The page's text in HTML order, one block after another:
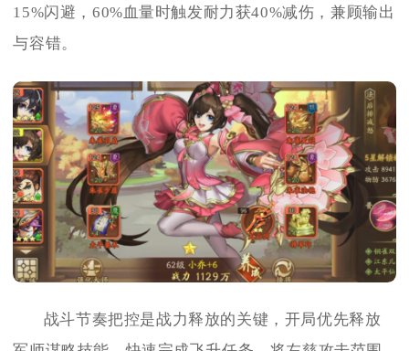
15%闪避，60%血量时触发耐力获40%减伤，兼顾输出
与容错。
战斗节奏把控是战力释放的关键，开局优先释放